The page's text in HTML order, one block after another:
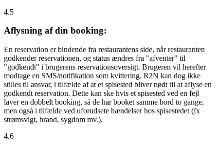
4.5
Aflysning af din booking:
En reservation er bindende fra restaurantens side, når restauranten
godkender reservationen, og status ændres fra "afventer" til
"godkendt" i brugerens reservationsoversigt. Brugeren vil herefter
modtage en SMS/notifikation som kvittering. R2N kan dog ikke
stilles til ansvar, i tilfælde af at et spisested bliver nødt til at aflyse en
godkendt reservation. Dette kan ske hvis et spisested ved en fejl
laver en dobbelt booking, så de har booket samme bord to gange,
men også i tilfælde ved uforudsete hændelser hos spisestedet (fx
strømsvigt, brand, sygdom mv.).
4.6